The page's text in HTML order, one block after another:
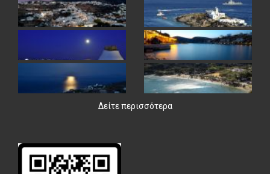
Δείτε περισσότερα